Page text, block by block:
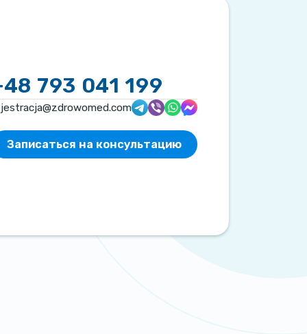
793 041 199
Записаться на консультацию